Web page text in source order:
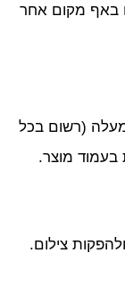
באף מקום אחר
מתאימות לילדים מגילאי +14 ומעלה (רשום בכל
בעמוד מוצר.
צילום.